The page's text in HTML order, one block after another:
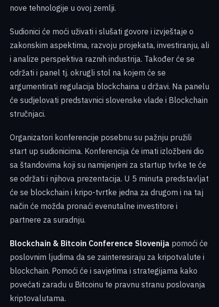
nove tehnologije u ovoj zemlji.
Sudionici će moći uživati i slušati govore i izvještaje o
zakonskim aspektima, razvoju projekata, investiranju, ali
i analize perspektiva raznih industrija. Također će se
održati i panel tj. okrugli stol na kojem će se
argumentirati regulacija blockchaina u državi. Na panelu
će sudjelovati predstavnici slovenske vlade i Blockchain
stručnjaci.
Organizatori konferencije posebnu su pažnju pružili
start up sudionicima. Konferencija će imati izložbeni dio
sa štandovima koji su namijenjeni za startup tvrke te će
se održati i njihova prezentacija. U 5 minuta predstavljat
će se blockchain i kripo-tvrtke jedna za drugom i na taj
način će možda pronaći evenutalne investitore i
partnere za suradnju.
Blockchain & Bitcoin Conference Slovenija pomoći će
poslovnim ljudima da se zainteresiraju za kripotvalute i
blockchain. Pomoći će i savjetima i strategijama kako
povećati zaradu u Bitcoinu te pravnu stranu poslovanja
kriptovalutama.